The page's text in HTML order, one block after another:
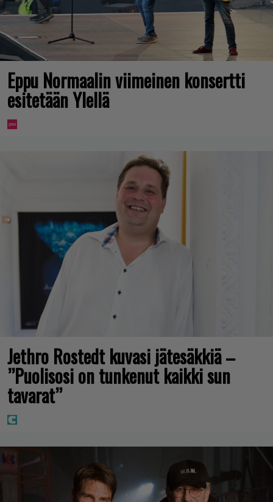
Eppu Normaalin viimeinen konsertti
esitetään Ylellä
Jethro Rostedt kuvasi jätesäkkiä –
”Puolisosi on tunkenut kaikki sun
tavarat”